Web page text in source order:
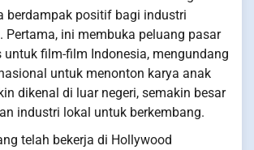
berdampak positif bagi industri
Pertama, ini membuka peluang pasar
untuk film-film Indonesia, mengundang
untuk menonton karya anak
dikenal di luar negeri, semakin besar
industri lokal untuk berkembang.
telah bekerja di Hollywood